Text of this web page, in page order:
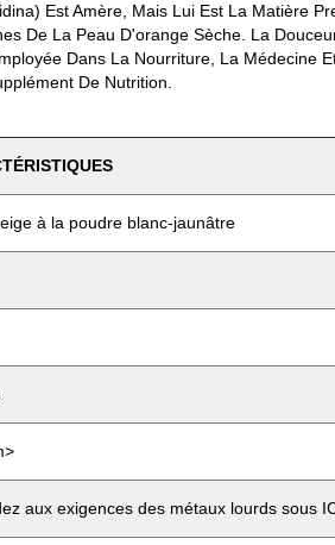
Est Amère, Mais Lui Est La Matière
De La Peau D'orange Sèche. La
Dans La Nourriture, La
De Nutrition.
à la poudre blanc-jaunâtre
aux exigences des métaux lourds sous